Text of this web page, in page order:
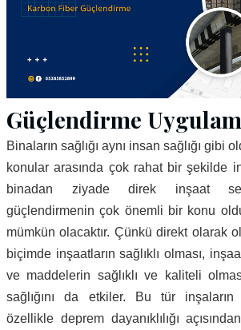
Güçlendirme
Binaların sağlığı aynı insan sağlığı gibi
konular arasında çok rahat bir şekilde
binadan ziyade direk inşaat
güçlendirmenin çok önemli bir konu
mümkün olacaktır. Çünkü direkt olarak
biçimde inşaatların sağlıklı olması,
ve maddelerin sağlıklı ve kaliteli
sağlığını da etkiler. Bu tür inşaların
özellikle deprem dayanıklılığı